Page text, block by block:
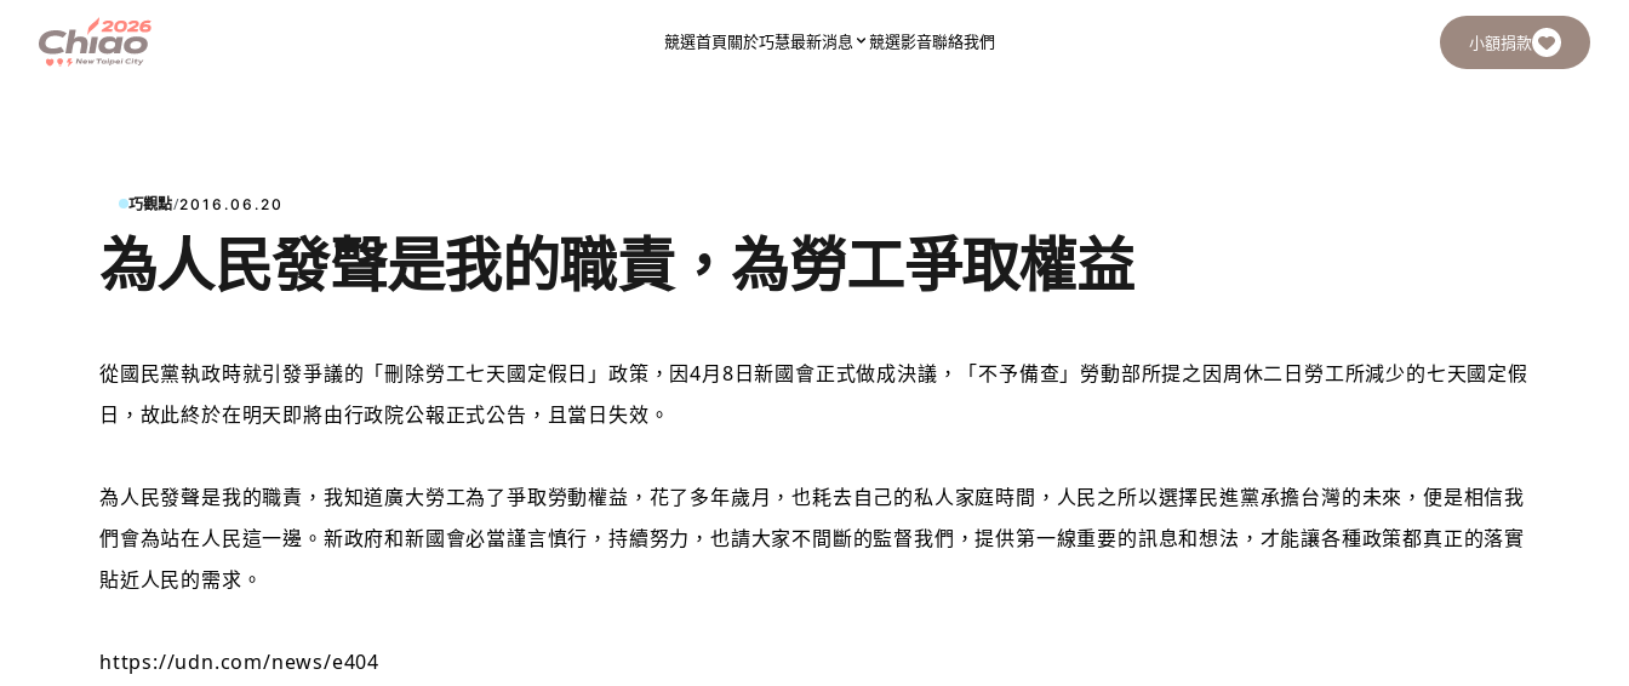
競選首頁關於巧慧最新消息 競選影音聯絡我們 小額捐款
巧觀點/2016.06.20
為人民發聲是我的職責，為勞工爭取權益
從國民黨執政時就引發爭議的「刪除勞工七天國定假日」政策，因4月8日新國會正式做成決議，「不予備查」勞動部所提之因周休二日勞工所減少的七天國定假
日，故此終於在明天即將由行政院公報正式公告，且當日失效。
為人民發聲是我的職責，我知道廣大勞工為了爭取勞動權益，花了多年歲月，也耗去自己的私人家庭時間，人民之所以選擇民進黨承擔台灣的未來，便是相信我
們會為站在人民這一邊。新政府和新國會必當謹言慎行，持續努力，也請大家不間斷的監督我們，提供第一線重要的訊息和想法，才能讓各種政策都真正的落實
貼近人民的需求。
https://udn.com/news/e404